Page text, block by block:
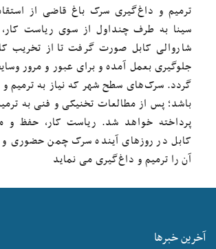
ترمیم و داغ‌گیری سرک باغ قاضی از
سینا به طرف چنداول از سوی ریاست
شاروالی کابل صورت گرفت تا از تخریب
جلوگیری بعمل آمده و برای عبور و مرور
گردد. سرک‌های سطح شهر که نیاز به ترمیم
باشد؛ پس از مطالعات تخنیکی و فنی به
پرداخته خواهد شد. ریاست کار، حفظ و
کابل در روزهای آینده سرک چمن حضوری
آن را ترمیم و داغ‌گیری می نماید
آخرین خبرها